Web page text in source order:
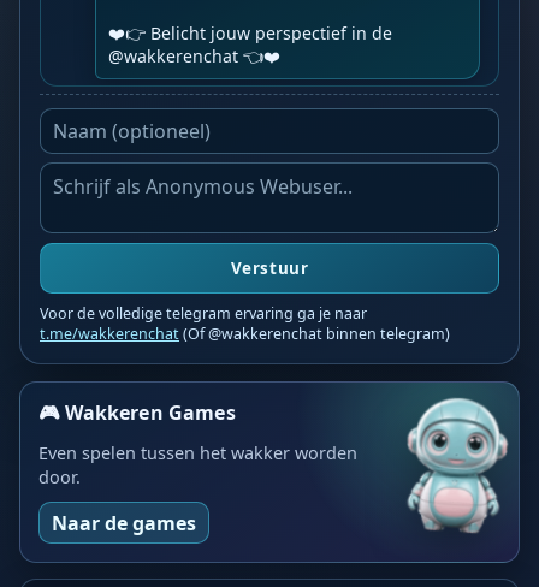
❤️👉 Belicht jouw perspectief in de
@wakkerenchat 👈❤️️
Verstuur
Voor de volledige telegram ervaring ga je naar
t.me/wakkerenchat(Of @wakkerenchat binnen telegram)
🎮 Wakkeren Games
Even spelen tussen het wakker worden
door.
Naar de games